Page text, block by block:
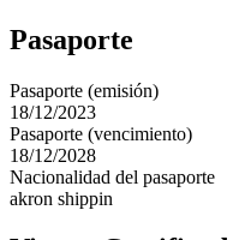
Pasaporte
Pasaporte (emisión)
18/12/2023
Pasaporte (vencimiento)
18/12/2028
Nacionalidad del pasaporte
akron shippin